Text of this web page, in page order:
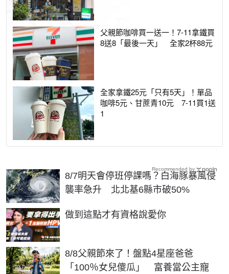
父親節咖啡買一送一！7-11拿鐵買
8送8「最後一天」 全家2杯88元
全家拿鐵25元「只有5天」！單品
咖啡5元、甘蔗青10元 7-11買1送
1
8/7明天會停班停課嗎？白海豚暴風侵
襲率急升 北北基6縣市破50%
做到這點才有資格說愛你
PR
8/8父親節來了！盤點4星座爸爸
「100％女兒傻瓜」 富養當公主寵
Recommended by